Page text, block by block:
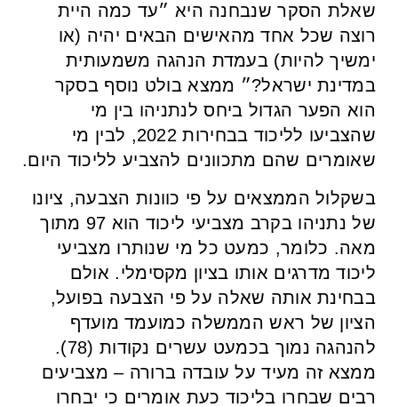
שאלת הסקר שנבחנה היא ״עד כמה היית
רוצה שכל אחד מהאישים הבאים יהיה (או
ימשיך להיות) בעמדת הנהגה משמעותית
במדינת ישראל?״ ממצא בולט נוסף בסקר
הוא הפער הגדול ביחס לנתניהו בין מי
שהצביעו לליכוד בבחירות 2022, לבין מי
שאומרים שהם מתכוונים להצביע לליכוד היום.
בשקלול הממצאים על פי כוונות הצבעה, ציונו
של נתניהו בקרב מצביעי ליכוד הוא 97 מתוך
מאה. כלומר, כמעט כל מי שנותרו מצביעי
ליכוד מדרגים אותו בציון מקסימלי. אולם
בבחינת אותה שאלה על פי הצבעה בפועל,
הציון של ראש הממשלה כמועמד מועדף
להנהגה נמוך בכמעט עשרים נקודות (78).
ממצא זה מעיד על עובדה ברורה – מצביעים
רבים שבחרו בליכוד כעת אומרים כי יבחרו